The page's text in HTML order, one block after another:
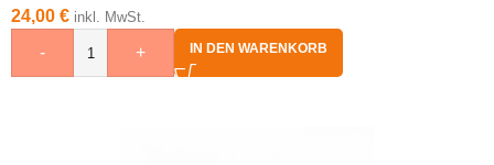
24,00 € inkl. MwSt.
- + IN DEN WARENKORB